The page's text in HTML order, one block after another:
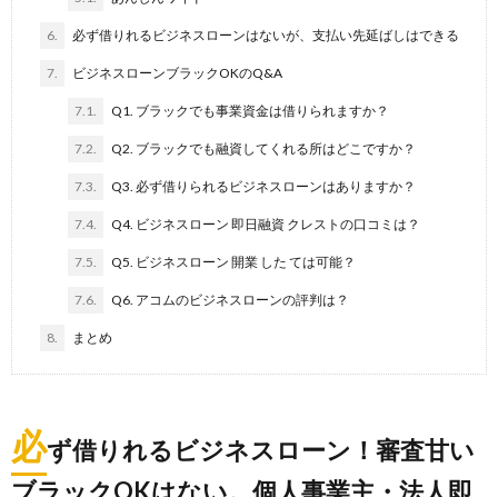
6. 必ず借りれるビジネスローンはないが、支払い先延ばしはできる
7. ビジネスローンブラックOKのQ&A
7.1. Q1. ブラックでも事業資金は借りられますか？
7.2. Q2. ブラックでも融資してくれる所はどこですか？
7.3. Q3. 必ず借りられるビジネスローンはありますか？
7.4. Q4. ビジネスローン 即日融資 クレストの口コミは？
7.5. Q5. ビジネスローン 開業 した ては可能？
7.6. Q6. アコムのビジネスローンの評判は？
8. まとめ
必ず借りれるビジネスローン！審査甘い
ブラックOKはない。個人事業主・法人即